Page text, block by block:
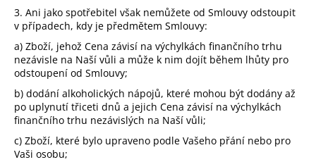
3. Ani jako spotřebitel však nemůžete od Smlouvy odstoupit
v případech, kdy je předmětem Smlouvy:
a) Zboží, jehož Cena závisí na výchylkách finančního trhu
nezávisle na Naší vůli a může k nim dojít během lhůty pro
odstoupení od Smlouvy;
b) dodání alkoholických nápojů, které mohou být dodány až
po uplynutí třiceti dnů a jejich Cena závisí na výchylkách
finančního trhu nezávislých na Naší vůli;
c) Zboží, které bylo upraveno podle Vašeho přání nebo pro
Vaši osobu;